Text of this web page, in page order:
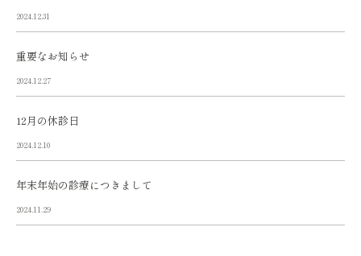
2024.12.31
重要なお知らせ
2024.12.27
12月の休診日
2024.12.10
年末年始の診療につきまして
2024.11.29